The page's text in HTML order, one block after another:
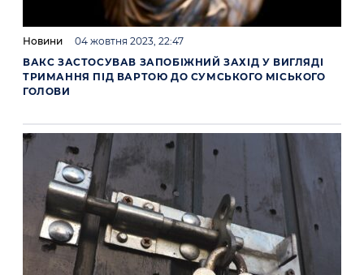
Новини
04 жовтня 2023, 22:47
ВАКС ЗАСТОСУВАВ ЗАПОБІЖНИЙ ЗАХІД У ВИГЛЯДІ
ТРИМАННЯ ПІД ВАРТОЮ ДО СУМСЬКОГО МІСЬКОГО
ГОЛОВИ